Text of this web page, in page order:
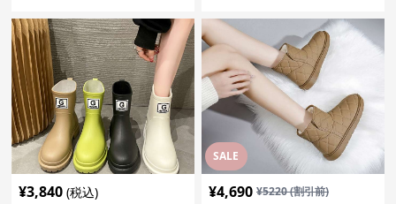
¥3,840 (税込)
SALE
¥4,690 ¥5220(割引前)